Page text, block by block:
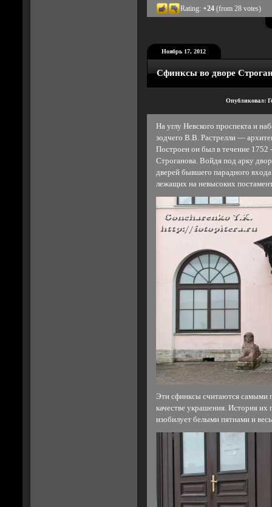
Rating: +24(from 28 votes)
Ноябрь 17, 2012
Сфинксы во дворе
Опубликовал:
На углу Невского проспекта и
зодчего В.В. Растрелли —
Построен он был в течение 1752
Строганова. Войдя под арку
дверей бывшего парадного
лежащих на невысоких
Эти сфинксы считаются самыми
качестве украшения. История их
изобилует белыми пятнами и